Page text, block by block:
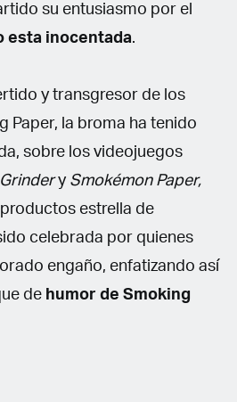
su entusiasmo por el
esta inocentada.
y transgresor de los
Paper, la broma ha tenido
sobre los videojuegos
y Smokémon Paper,
estrella de
celebrada por quienes
engaño, enfatizando así
de humor de Smoking